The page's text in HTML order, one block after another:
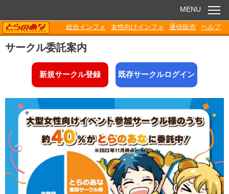
お知らせ
電子書籍
Q&A
各種ダウンロード
MENU
TORANOANA
総合インフォ 女性向けインフォ 通信販売 ヘルプ
サークル委託案内
新規サークル登録 既存サークルログイン